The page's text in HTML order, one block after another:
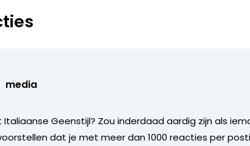
media
Italiaanse Geenstijl? Zou inderdaad aardig zijn als
dat je met meer dan 1000 reacties per